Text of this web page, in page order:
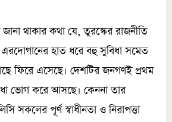
থাকার কথা যে, তুরস্কের রাজনীতি
হাত ধরে বহু সুবিধা সমেত
ফিরে এসেছে। দেশটির জনগণই প্রথম
ভোগ করে আসছে। কেননা তার
সকলের পূর্ণ স্বাধীনতা ও নিরাপত্তা